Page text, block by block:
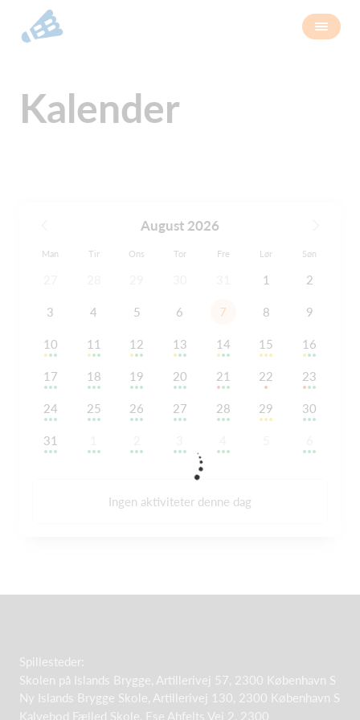
Kalender
August 2026
Man Tir Ons Tor Fre Lør Søn
1 2
3 4 5 6 7 8 9
10 11 12 13 14 15 16
17 18 19 20 21 22 23
24 25 26 27 28 29 30
31
Ingen aktiviteter denne dag
Spillesteder:
Skolen på Islands Brygge, Artillerivej 57, 2300 København S
Ny Islands Brygge Skole, Artillerivej 130, 2300 København S
Kalvebod Fælled Skole, Ese Ahfelts Vej 2, 2300